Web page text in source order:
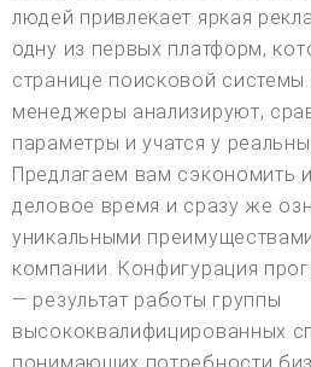
людей привлекает яркая
одну из первых платформ,
странице поисковой
менеджеры анализируют,
параметры и учатся у
Предлагаем вам сэкономить
деловое время и сразу же
уникальными
компании. Конфигурация
— результат работы группы
высококвалифицированных